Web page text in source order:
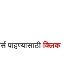
पाहण्यासाठीक्लिक